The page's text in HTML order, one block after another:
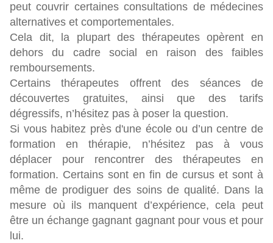
peut couvrir certaines consultations de médecines
alternatives et comportementales.
Cela dit, la plupart des thérapeutes opèrent en
dehors du cadre social en raison des faibles
remboursements.
Certains thérapeutes offrent des séances de
découvertes gratuites, ainsi que des tarifs
dégressifs, n’hésitez pas à poser la question.
Si vous habitez près d'une école ou d’un centre de
formation en thérapie, n’hésitez pas à vous
déplacer pour rencontrer des thérapeutes en
formation. Certains sont en fin de cursus et sont à
même de prodiguer des soins de qualité. Dans la
mesure où ils manquent d’expérience, cela peut
être un échange gagnant gagnant pour vous et pour
lui.